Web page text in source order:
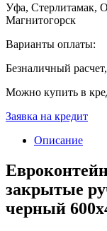
Уфа, Стерлитамак,
Магнитогорск
Варианты оплаты:
Безналичный
Можно купить в
Заявка на кредит
Описание
закрытые
черный